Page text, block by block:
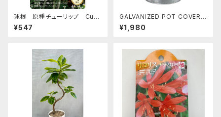
球根 原種チューリップ Cute
シリーズ 【フェンナ】are [サイ
ズ: 4球入り]
¥547
GALVANIZED POT COVER 2
2 [サイズ: 7号] [カラー: シルバ
ー]
¥1,980